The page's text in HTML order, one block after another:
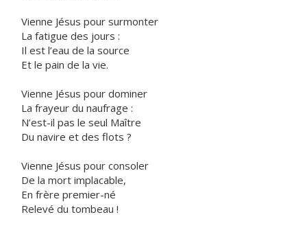
Vienne Jésus pour surmonter
La fatigue des jours :
Il est l’eau de la source
Et le pain de la vie.
Vienne Jésus pour dominer
La frayeur du naufrage :
N’est-il pas le seul Maître
Du navire et des flots ?
Vienne Jésus pour consoler
De la mort implacable,
En frère premier-né
Relevé du tombeau !